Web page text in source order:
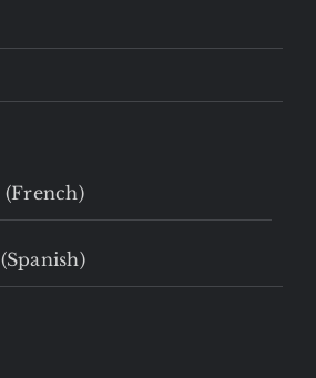
(French)
(Spanish)